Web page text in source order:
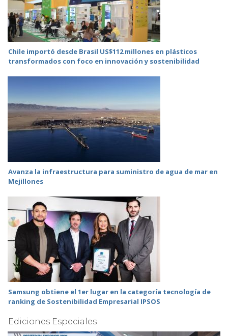
Chile importó desde Brasil US$112 millones en plásticos
transformados con foco en innovación y sostenibilidad
Avanza la infraestructura para suministro de agua de mar en
Mejillones
Samsung obtiene el 1er lugar en la categoría tecnología de
ranking de Sostenibilidad Empresarial IPSOS
Ediciones Especiales